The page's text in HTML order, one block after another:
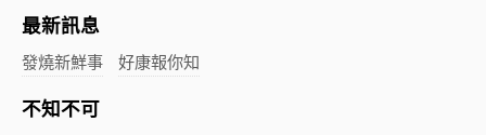
最新訊息
發燒新鮮事 好康報你知
不知不可